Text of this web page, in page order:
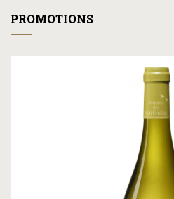
PROMOTIONS